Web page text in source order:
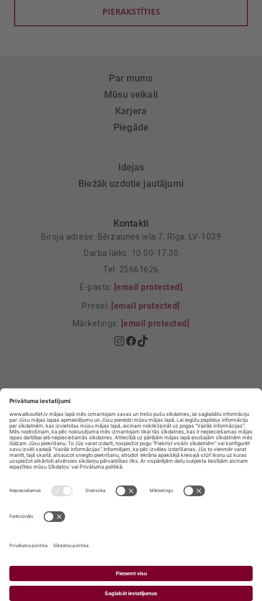
PIERAKSTĪTIES
Par mums
Mūsu veikali
Karjera
Piegāde
Idejas
Biežāk uzdotie jautājumi
Kontakti
Biroja adrese: Bērzaunes iela 7, Rīga, LV-1039
Darba laiks: 10.00-17.30
Tel: 25661626
E-pasts: [email protected]
Presei: [email protected]
Mārketings: [email protected]
Privātuma Iestatījumi
E-veikala lietošanas noteikumi
ALKOHOLA PĀRDOŠANA, IEGĀDĀŠANĀS UN
NODOŠANA NEPILNGADĪGĀM PERSONĀM IR
AIZLIEGTA.